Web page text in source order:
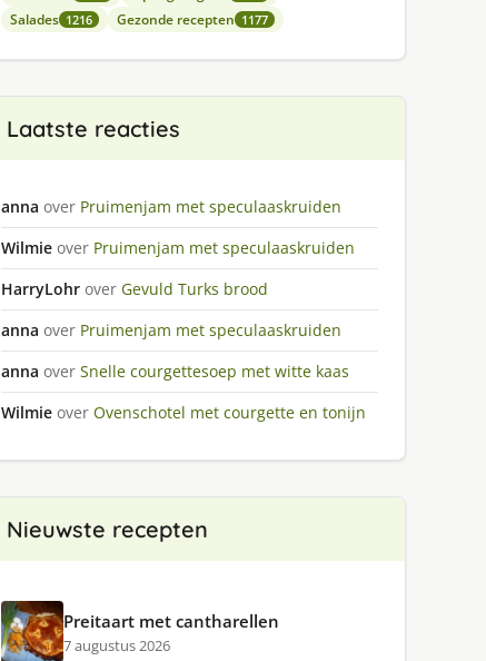
Salades 1216 Gezonde recepten 1177
Laatste reacties
anna over Pruimenjam met speculaaskruiden
Wilmie over Pruimenjam met speculaaskruiden
HarryLohr over Gevuld Turks brood
anna over Pruimenjam met speculaaskruiden
anna over Snelle courgettesoep met witte kaas
Wilmie over Ovenschotel met courgette en tonijn
Nieuwste recepten
Preitaart met cantharellen
7 augustus 2026